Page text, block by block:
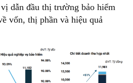
dẫn đầu thị trường bảo hiểm
vốn, thị phần và hiệu quả